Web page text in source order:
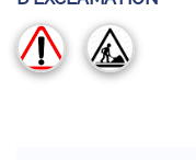
Logo
point
d'exclamation
Logo
chantier